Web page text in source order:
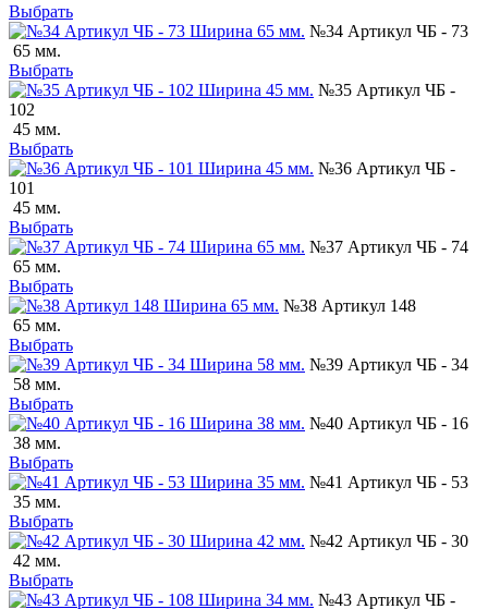
Выбрать
№34 Артикул ЧБ - 73
65 мм.
Выбрать
№35 Артикул ЧБ -
102
45 мм.
Выбрать
№36 Артикул ЧБ -
101
45 мм.
Выбрать
№37 Артикул ЧБ - 74
65 мм.
Выбрать
№38 Артикул 148
65 мм.
Выбрать
№39 Артикул ЧБ - 34
58 мм.
Выбрать
№40 Артикул ЧБ - 16
38 мм.
Выбрать
№41 Артикул ЧБ - 53
35 мм.
Выбрать
№42 Артикул ЧБ - 30
42 мм.
Выбрать
№43 Артикул ЧБ -